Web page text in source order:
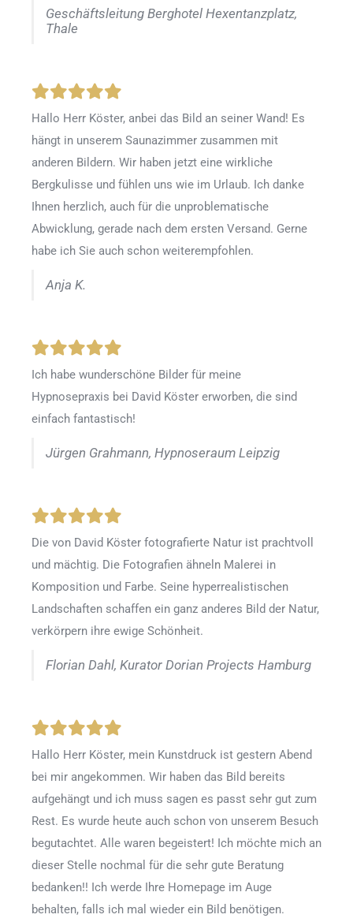
Geschäftsleitung Berghotel Hexentanzplatz,
Thale
Hallo Herr Köster, anbei das Bild an seiner Wand! Es
hängt in unserem Saunazimmer zusammen mit
anderen Bildern. Wir haben jetzt eine wirkliche
Bergkulisse und fühlen uns wie im Urlaub. Ich danke
Ihnen herzlich, auch für die unproblematische
Abwicklung, gerade nach dem ersten Versand. Gerne
habe ich Sie auch schon weiterempfohlen.
Anja K.
Ich habe wunderschöne Bilder für meine
Hypnosepraxis bei David Köster erworben, die sind
einfach fantastisch!
Jürgen Grahmann, Hypnoseraum Leipzig
Die von David Köster fotografierte Natur ist prachtvoll
und mächtig. Die Fotografien ähneln Malerei in
Komposition und Farbe. Seine hyperrealistischen
Landschaften schaffen ein ganz anderes Bild der Natur,
verkörpern ihre ewige Schönheit.
Florian Dahl, Kurator Dorian Projects Hamburg
Hallo Herr Köster, mein Kunstdruck ist gestern Abend
bei mir angekommen. Wir haben das Bild bereits
aufgehängt und ich muss sagen es passt sehr gut zum
Rest. Es wurde heute auch schon von unserem Besuch
begutachtet. Alle waren begeistert! Ich möchte mich an
dieser Stelle nochmal für die sehr gute Beratung
bedanken!! Ich werde Ihre Homepage im Auge
behalten, falls ich mal wieder ein Bild benötigen.